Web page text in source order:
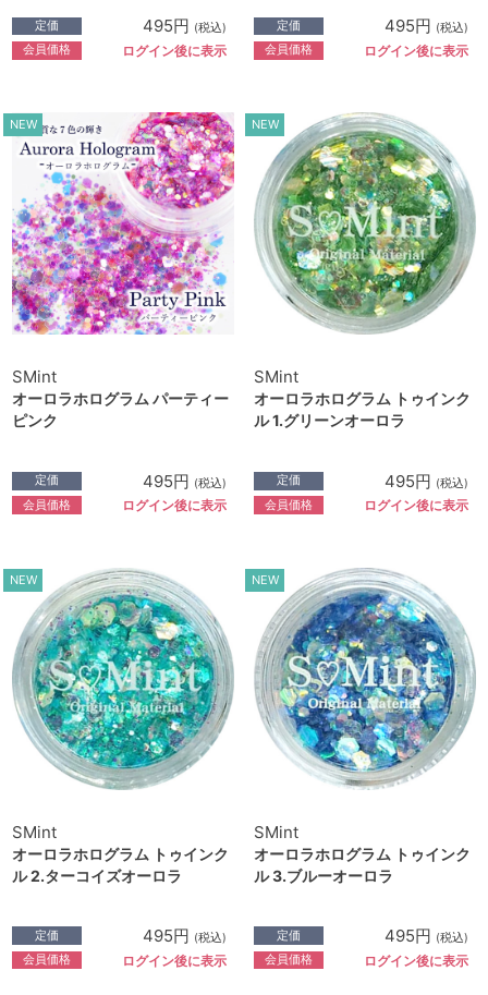
定価 495円 (税込)
会員価格 ログイン後に表示
定価 495円 (税込)
会員価格 ログイン後に表示
NEW
SMint
オーロラホログラム パーティー
ピンク
定価 495円 (税込)
会員価格 ログイン後に表示
NEW
SMint
オーロラホログラム トゥインク
ル 1.グリーンオーロラ
定価 495円 (税込)
会員価格 ログイン後に表示
NEW
SMint
オーロラホログラム トゥインク
ル 2.ターコイズオーロラ
定価 495円 (税込)
会員価格 ログイン後に表示
NEW
SMint
オーロラホログラム トゥインク
ル 3.ブルーオーロラ
定価 495円 (税込)
会員価格 ログイン後に表示